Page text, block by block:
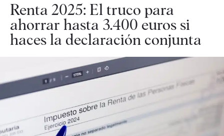
Renta 2025: El truco para
ahorrar hasta 3.400 euros si
haces la declaración conjunta